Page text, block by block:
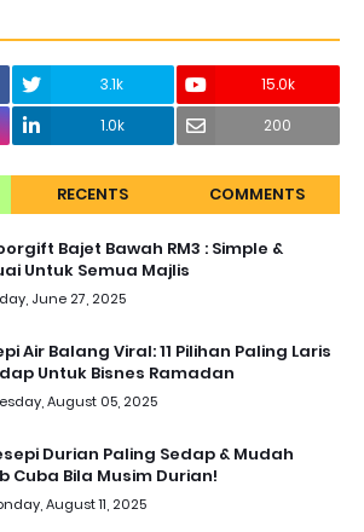
3.1k
15.0k
1.0k 200
RECENTS COMMENTS
Bajet Bawah RM3 : Simple &
Untuk Semua Majlis
June 27, 2025
Air Balang Viral: 11 Pilihan Paling Laris
Untuk Bisnes Ramadan
August 05, 2025
Durian Paling Sedap & Mudah
Cuba Bila Musim Durian!
August 11, 2025